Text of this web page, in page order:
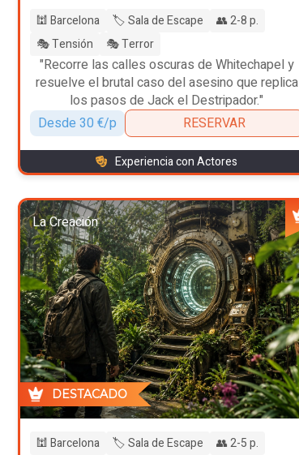
🕍 Barcelona 🏷️ Sala de Escape
👥 2-8 p.
🎭 Tensión
🎭 Terror
"Recorre las calles oscuras de Whitechapel y
resuelve el brutal caso del asesino que replica
los pasos de Jack el Destripador."
Desde 30 €/p
RESERVAR
Experiencia con Actores
La Creación
DESTACADO
🕍 Barcelona 🏷️ Sala de Escape
👥 2-5 p.